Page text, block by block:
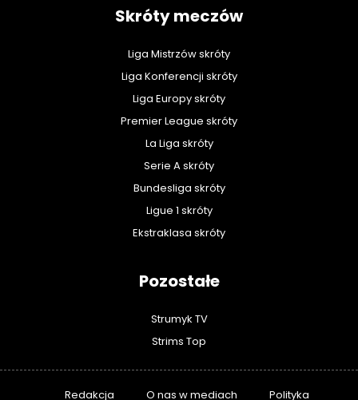
Skróty meczów
Liga Mistrzów skróty
Liga Konferencji skróty
Liga Europy skróty
Premier League skróty
La Liga skróty
Serie A skróty
Bundesliga skróty
Ligue 1 skróty
Ekstraklasa skróty
Pozostałe
Strumyk TV
Strims Top
Redakcja O nas w mediach Polityka